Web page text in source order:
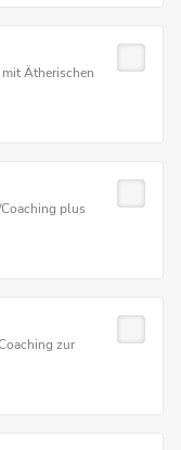
Ätherischen
plus
zur